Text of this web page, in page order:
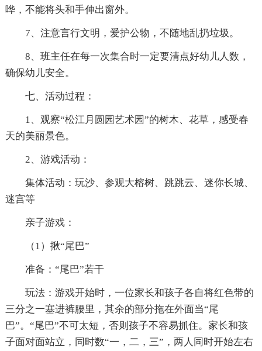
哗，不能将头和手伸出窗外。
7、注意言行文明，爱护公物，不随地乱扔垃圾。
8、班主任在每一次集合时一定要清点好幼儿人数，
确保幼儿安全。
七、活动过程：
1、观察“松江月圆园艺术园”的树木、花草，感受春
天的美丽景色。
2、游戏活动：
集体活动：玩沙、参观大榕树、跳跳云、迷你长城、
迷宫等
亲子游戏：
（1）揪“尾巴”
准备：“尾巴”若干
玩法：游戏开始时，一位家长和孩子各自将红色带的
三分之一塞进裤腰里，其余的部分拖在外面当“尾
巴”。“尾巴”不可太短，否则孩子不容易抓住。家长和孩
子面对面站立，同时数“一，二，三”，两人同时开始左右